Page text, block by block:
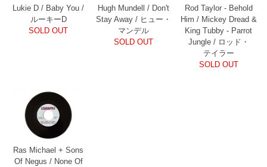
Lukie D / Baby You /
ルーキーD
SOLD OUT
Hugh Mundell / Don't
Stay Away / ヒュー・
マンデル
SOLD OUT
Rod Taylor - Behold
Him / Mickey Dread &
King Tubby - Parrot
Jungle / ロッド・
テイラー
SOLD OUT
Ras Michael + Sons
Of Negus / None Of